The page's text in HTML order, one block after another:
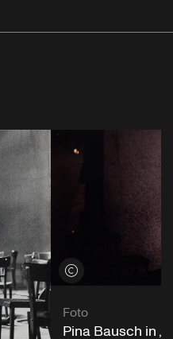
Credits öffnen
Foto
Pina Bausch in